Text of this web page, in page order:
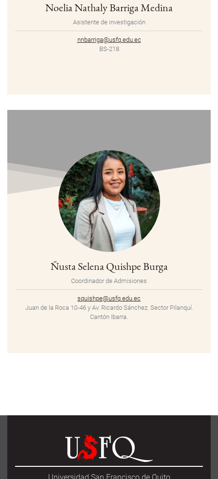
Noelia Nathaly Barriga Medina
Asistente de investigación
nnbarriga@usfq.edu.ec
BS-218
Ñusta Selena Quishpe Burga
Coordinador de Admisiones
squishpe@usfq.edu.ec
Juan de la Roca 10-46 y Av. Ricardo Sánchez. Sector Pilanquí.
Cantón Ibarra.